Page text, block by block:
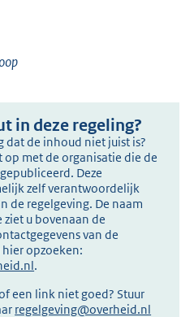
in deze regeling?
dat de inhoud niet juist is?
op met de organisatie die de
Deze
zelf verantwoordelijk
de regelgeving. De naam
u bovenaan de
van de
opzoeken:
.
een link niet goed? Stuur
regelgeving@overheid.nl